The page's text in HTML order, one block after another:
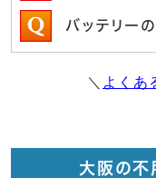
バッテリー
＼ よくあ
大阪の不